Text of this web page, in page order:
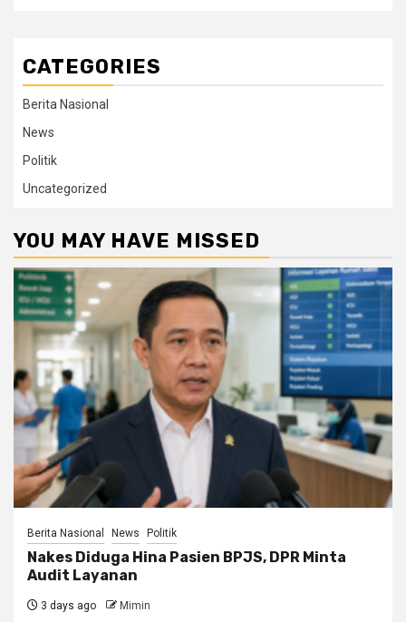
CATEGORIES
Berita Nasional
News
Politik
Uncategorized
YOU MAY HAVE MISSED
Berita Nasional News Politik
Nakes Diduga Hina Pasien BPJS, DPR Minta
Audit Layanan
3 days ago Mimin